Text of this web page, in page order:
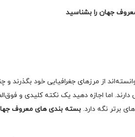
جهان را بشناسید
از مرزهای جغرافیایی خود
اما اجازه دهید یک نکته کلیدی و
برتر نگه دارد. بسته بندی های معروف